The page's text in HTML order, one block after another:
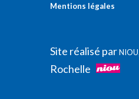
Mentions légales
Site réalisé parNIOU
Rochelle